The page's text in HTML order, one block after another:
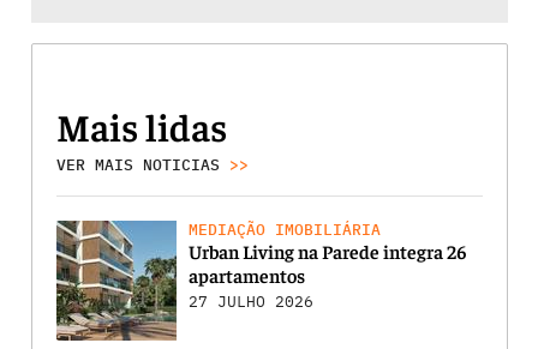
Mais lidas
VER MAIS NOTICIAS >>
MEDIAÇÃO IMOBILIÁRIA
Urban Living na Parede integra 26
apartamentos
27 JULHO 2026